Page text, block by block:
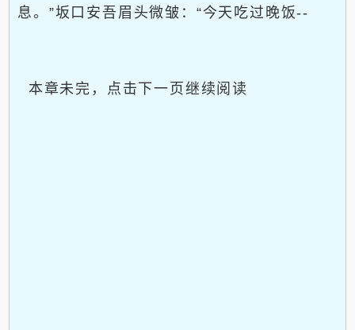
息。”坂口安吾眉头微皱：“今天吃过晚饭--
本章未完，点击下一页继续阅读